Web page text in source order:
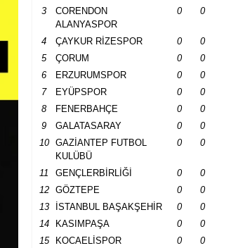
3
CORENDON
ALANYASPOR
0 0
4 ÇAYKUR RİZESPOR 0
0
5
ÇORUM 0
0
6
ERZURUMSPOR 0
0
7
EYÜPSPOR 0
0
8
FENERBAHÇE 0
0
9
GALATASARAY 0
0
10
GAZİANTEP FUTBOL
KULÜBÜ
0 0
11 GENÇLERBİRLİĞİ 0
0
12
GÖZTEPE 0
0
13
İSTANBUL BAŞAKŞEHİR 0
0
14
KASIMPAŞA 0
0
15
KOCAELİSPOR 0
0